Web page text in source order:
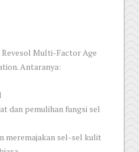
Multi-Factor Age
Antaranya:
dan pemulihan fungsi sel
meremajakan sel-sel kulit